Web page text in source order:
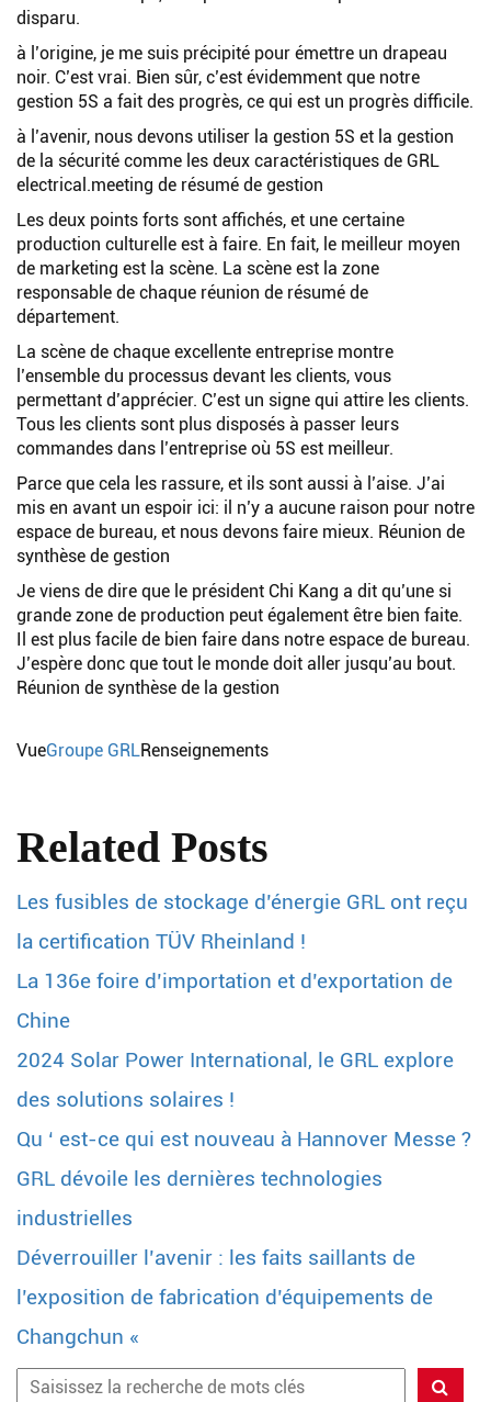
disparu.
à l’origine, je me suis précipité pour émettre un drapeau
noir. C’est vrai. Bien sûr, c’est évidemment que notre
gestion 5S a fait des progrès, ce qui est un progrès difficile.
à l’avenir, nous devons utiliser la gestion 5S et la gestion
de la sécurité comme les deux caractéristiques de GRL
electrical.meeting de résumé de gestion
Les deux points forts sont affichés, et une certaine
production culturelle est à faire. En fait, le meilleur moyen
de marketing est la scène. La scène est la zone
responsable de chaque réunion de résumé de
département.
La scène de chaque excellente entreprise montre
l’ensemble du processus devant les clients, vous
permettant d’apprécier. C’est un signe qui attire les clients.
Tous les clients sont plus disposés à passer leurs
commandes dans l’entreprise où 5S est meilleur.
Parce que cela les rassure, et ils sont aussi à l’aise. J’ai
mis en avant un espoir ici: il n’y a aucune raison pour notre
espace de bureau, et nous devons faire mieux. Réunion de
synthèse de gestion
Je viens de dire que le président Chi Kang a dit qu’une si
grande zone de production peut également être bien faite.
Il est plus facile de bien faire dans notre espace de bureau.
J’espère donc que tout le monde doit aller jusqu’au bout.
Réunion de synthèse de la gestion
VueGroupe GRLRenseignements
Related Posts
Les fusibles de stockage d’énergie GRL ont reçu
la certification TÜV Rheinland !
La 136e foire d’importation et d’exportation de
Chine
2024 Solar Power International, le GRL explore
des solutions solaires !
Qu ‘ est-ce qui est nouveau à Hannover Messe ?
GRL dévoile les dernières technologies
industrielles
Déverrouiller l’avenir : les faits saillants de
l’exposition de fabrication d’équipements de
Changchun «